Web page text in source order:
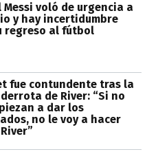
Messi voló de urgencia a
y hay incertidumbre
regreso al fútbol
fue contundente tras la
de River: “Si no
a dar los
no le voy a hacer